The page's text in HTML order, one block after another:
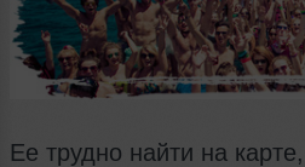
Ее трудно найти на